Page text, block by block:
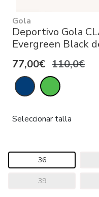
Gola
Deportivo Gola
Evergreen Black
77,00€ 110,0€
Seleccionar talla
36
39